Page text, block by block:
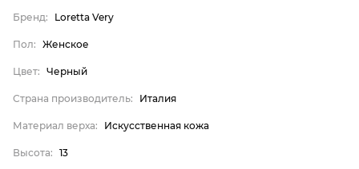
Бренд
Пол
Цвет
Страна производитель
Бренд: Loretta Very
Пол: Женское
Цвет: Черный
Страна производитель: Италия
Материал верха: Искусственная кожа
Высота: 13